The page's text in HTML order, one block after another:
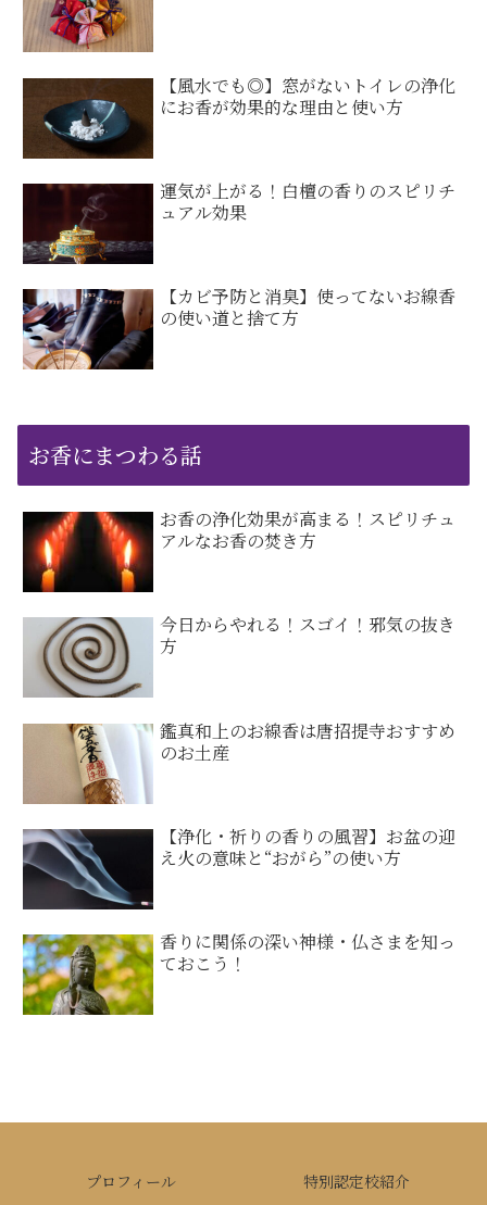
【風水でも◎】窓がないトイレの浄化
にお香が効果的な理由と使い方
運気が上がる！白檀の香りのスピリチ
ュアル効果
【カビ予防と消臭】使ってないお線香
の使い道と捨て方
お香にまつわる話
お香の浄化効果が高まる！スピリチュ
アルなお香の焚き方
今日からやれる！スゴイ！邪気の抜き
方
鑑真和上のお線香は唐招提寺おすすめ
のお土産
【浄化・祈りの香りの風習】お盆の迎
え火の意味と“おがら”の使い方
香りに関係の深い神様・仏さまを知っ
ておこう！
プロフィール
特別認定校紹介